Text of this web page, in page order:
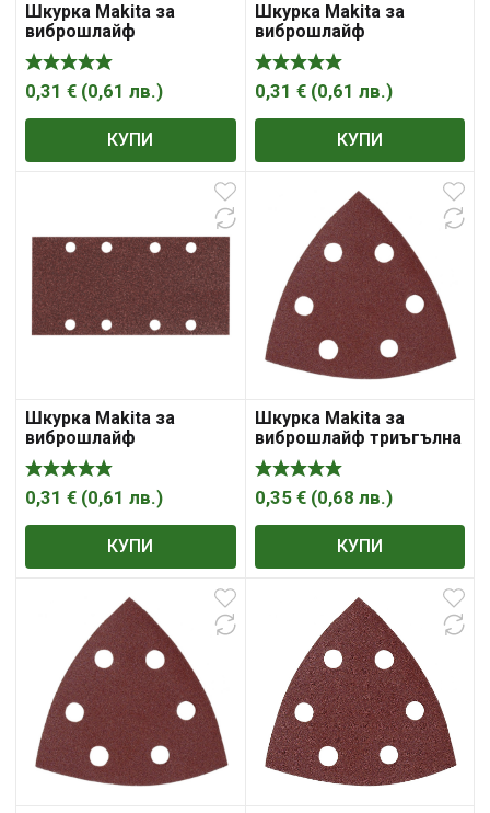
Шкурка Makita за
виброшлайф
правоъгълна с 8 отвора
228×93 мм, P100
0,31 € (0,61 лв.)
КУПИ
Шкурка Makita за
виброшлайф
правоъгълна с 8 отвора
228×93 мм, P180
0,31 € (0,61 лв.)
КУПИ
Шкурка Makita за
виброшлайф
правоъгълна с 8 отвора
228×93 мм, P240
0,31 € (0,61 лв.)
КУПИ
Шкурка Makita за
виброшлайф триъгълна
с 6 отвора 94x94x94 мм,
P180
0,35 € (0,68 лв.)
КУПИ